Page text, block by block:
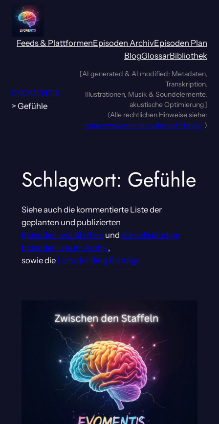
Zum
Inhalt
springen
Feeds & PlattformenEpisoden ArchivEpisoden Plan
BlogGlossarBibliothek
EVOMENTIS
> Gefühle
[AI generated & AI modified: Metadaten,
Transkription,
Illustrationen, Musik & Soundelemente,
akustische Optimierung]
(Alle rechtlichen Hinweise siehe:
https://www.evomentis.de/rechtliches/ )
Schlagwort: Gefühle
Siehe auch die kommentierte Liste der
geplanten und publizierten
Episoden und Staffeln und die vollständige
Episodenliste im Archiv,
sowie die Liste der Blog Beiträge